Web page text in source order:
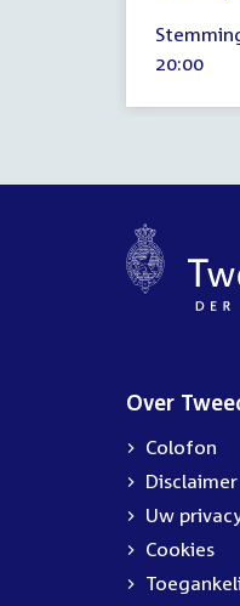
2023
Tijd
20:00
Over
Colofon
Disclaimer
Uw
Cookies